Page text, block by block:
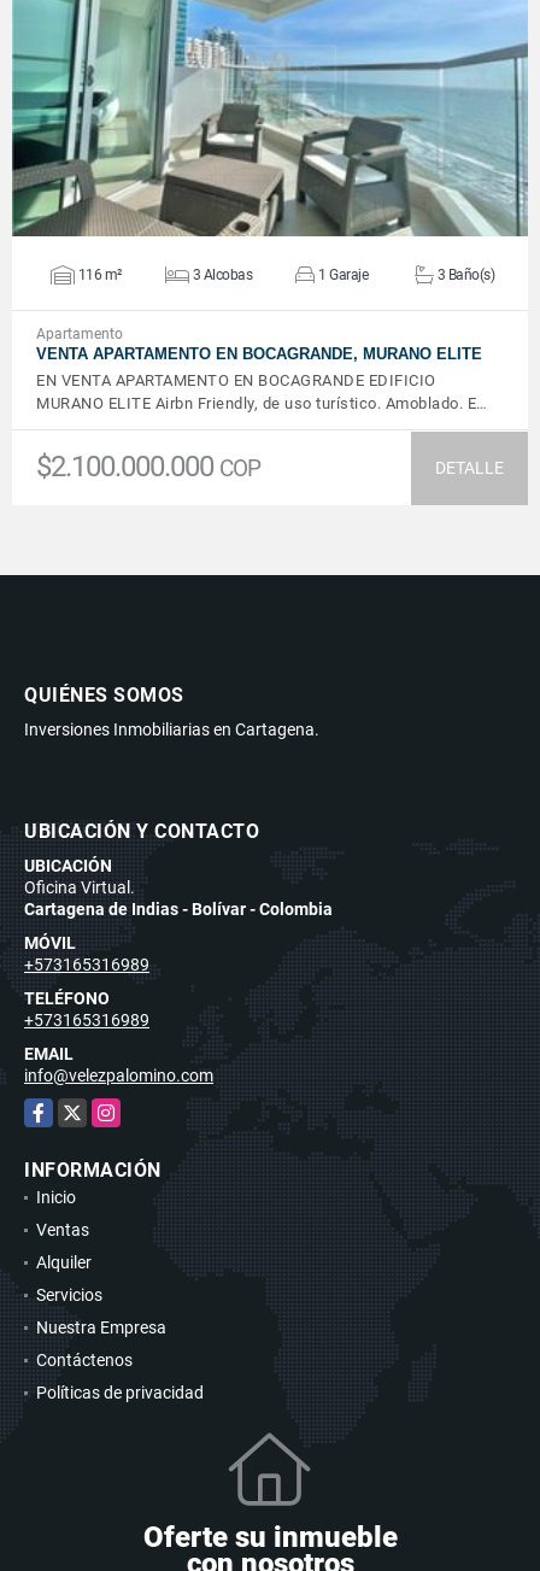
VER DETALLES
116 m² 3 Alcobas 1 Garaje 3 Baño(s)
Apartamento
VENTA APARTAMENTO EN BOCAGRANDE, MURANO ELITE
EN VENTA APARTAMENTO EN BOCAGRANDE EDIFICIO
MURANO ELITE Airbn Friendly, de uso turístico. Amoblado. E…
$2.100.000.000 COP DETALLE
QUIÉNES SOMOS
Inversiones Inmobiliarias en Cartagena.
UBICACIÓN Y CONTACTO
UBICACIÓN
Oficina Virtual.
Cartagena de Indias - Bolívar - Colombia
MÓVIL
+573165316989
TELÉFONO
+573165316989
EMAIL
info@velezpalomino.com
Facebook
X Instagram
INFORMACIÓN
Inicio
Ventas
Alquiler
Servicios
Nuestra Empresa
Contáctenos
Políticas de privacidad
Oferte su inmueble
con nosotros